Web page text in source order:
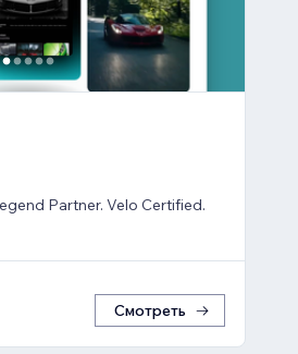
Partner. Velo Certified.
Смотреть